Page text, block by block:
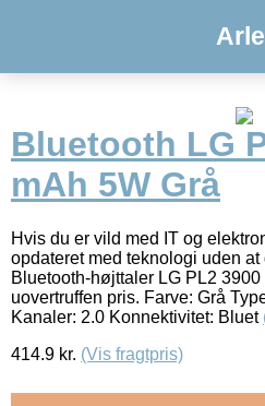
Bluetooth LG
mAh 5W Grå
Hvis du er vild med IT og
opdateret med teknologi uden
Bluetooth-højttaler LG PL2
uovertruffen pris. Farve: Grå
Kanaler: 2.0 Konnektivitet: Bluet
414.9 kr. (Vis fragtpris)